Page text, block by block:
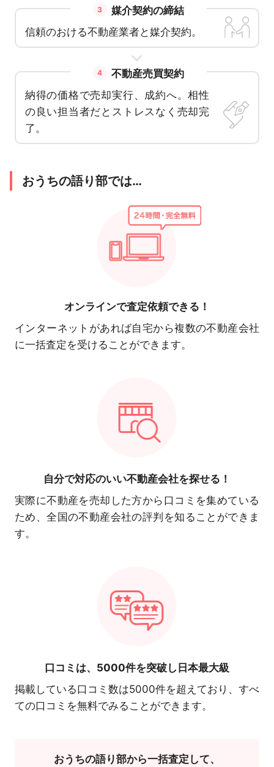
3
媒介契約の締結
信頼のおける不動産業者と媒介契約。
4
不動産売買契約
納得の価格で売却実行、成約へ。相性
の良い担当者だとストレスなく売却完
了。
おうちの語り部では…
オンラインで査定依頼できる！
インターネットがあれば自宅から複数の不動産会社
に一括査定を受けることができます。
自分で対応のいい不動産会社を探せる！
実際に不動産を売却した方から口コミを集めている
ため、全国の不動産会社の評判を知ることができま
す。
口コミは、 5000件を突破し日本最大級
掲載している口コミ数は5000件を超えており、すべ
ての口コミを無料でみることができます。
おうちの語り部から一括査定して、